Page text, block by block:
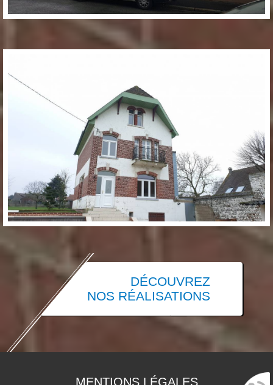
DÉCOUVREZ
NOS RÉALISATIONS
MENTIONS LÉGALES